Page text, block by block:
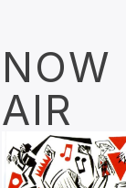
NOW
AIR